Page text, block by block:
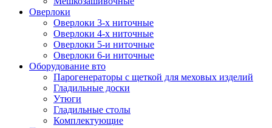
Оверлоки
Оверлоки 3-х ниточные
Оверлоки 4-х ниточные
Оверлоки 5-и ниточные
Оверлоки 6-и ниточные
Оборудование вто
Парогенераторы с щеткой для меховых изделий
Гладильные доски
Утюги
Гладильные столы
Комплектующие